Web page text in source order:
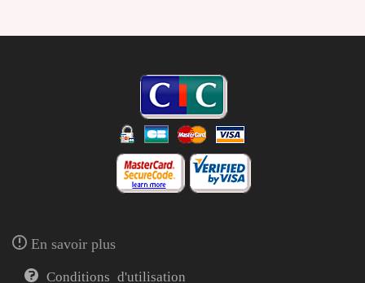
En savoir plus
Conditions d'utilisation